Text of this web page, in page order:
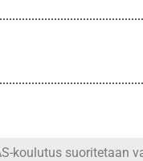
koulutus suoritetaan